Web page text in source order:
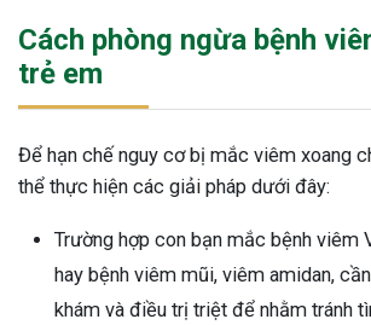
Cách phòng ngừa bệnh
trẻ em
Để hạn chế nguy cơ bị mắc viêm xoang
thể thực hiện các giải pháp dưới đây:
Trường hợp con bạn mắc bệnh viêm
hay bệnh viêm mũi, viêm amidan,
khám và điều trị triệt để nhằm tránh